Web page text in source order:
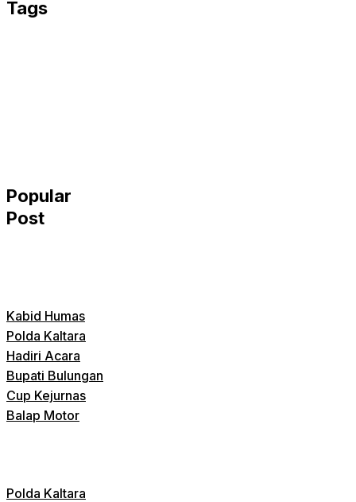
Tags
Popular
Post
Kabid Humas
Polda Kaltara
Hadiri Acara
Bupati Bulungan
Cup Kejurnas
Balap Motor
Polda Kaltara